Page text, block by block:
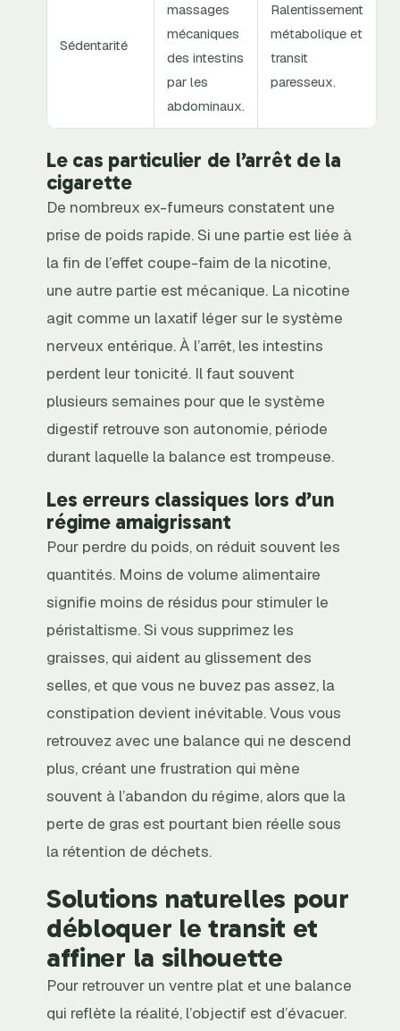
Sédentarité
massages
mécaniques
des intestins
par les
abdominaux.
Ralentissement
métabolique et
transit
paresseux.
Le cas particulier de l’arrêt de la
cigarette
De nombreux ex-fumeurs constatent une
prise de poids rapide. Si une partie est liée à
la fin de l’effet coupe-faim de la nicotine,
une autre partie est mécanique. La nicotine
agit comme un laxatif léger sur le système
nerveux entérique. À l’arrêt, les intestins
perdent leur tonicité. Il faut souvent
plusieurs semaines pour que le système
digestif retrouve son autonomie, période
durant laquelle la balance est trompeuse.
Les erreurs classiques lors d’un
régime amaigrissant
Pour perdre du poids, on réduit souvent les
quantités. Moins de volume alimentaire
signifie moins de résidus pour stimuler le
péristaltisme. Si vous supprimez les
graisses, qui aident au glissement des
selles, et que vous ne buvez pas assez, la
constipation devient inévitable. Vous vous
retrouvez avec une balance qui ne descend
plus, créant une frustration qui mène
souvent à l’abandon du régime, alors que la
perte de gras est pourtant bien réelle sous
la rétention de déchets.
Solutions naturelles pour
débloquer le transit et
affiner la silhouette
Pour retrouver un ventre plat et une balance
qui reflète la réalité, l’objectif est d’évacuer.